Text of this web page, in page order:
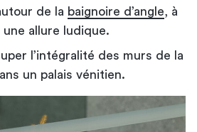
de la baignoire d’angle , à
une allure ludique.
l’intégralité des murs de la
un palais vénitien.